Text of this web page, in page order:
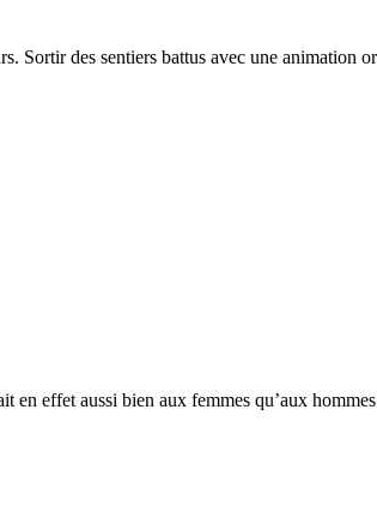
Sortir des sentiers battus avec une animation
en effet aussi bien aux femmes qu’aux